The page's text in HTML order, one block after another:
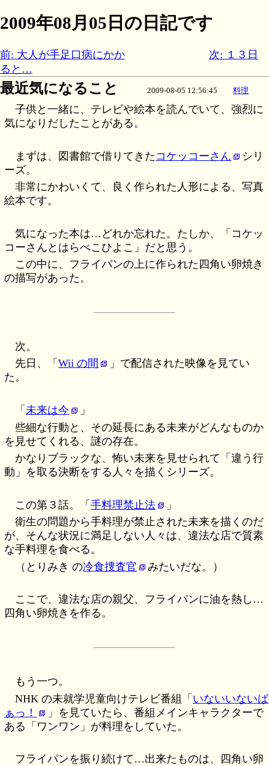
2009年08月05日の日記です
前: 大人が手足口病にかか
ると…
次: １３日
最近気になること 2009-08-05 12:56:45 料理
子供と一緒に、テレビや絵本を読んでいて、強烈に
気になりだしたことがある。
まずは、図書館で借りてきた コケッコーさん
シリ
ーズ。
非常にかわいくて、良く作られた人形による、写真
絵本です。
気になった本は…どれか忘れた。たしか、「コケッ
コーさんとはらぺこひよこ」だと思う。
この中に、フライパンの上に作られた四角い卵焼き
の描写があった。
次。
先日、「Wii の間
」で配信された映像を見てい
た。
「未来は今
」
些細な行動と、その延長にある未来がどんなものか
を見せてくれる、謎の存在。
かなりブラックな、怖い未来を見せられて「違う行
動」を取る決断をする人々を描くシリーズ。
この第３話。「手料理禁止法
」
衛生の問題から手料理が禁止された未来を描くのだ
が、そんな状況に満足しない人々は、違法な店で質素
な手料理を食べる。
（とりみき の冷食捜査官 みたいだな。）
ここで、違法な店の親父、フライパンに油を熱し…
四角い卵焼きを作る。
もう一つ。
NHK の未就学児童向けテレビ番組「 いないいないば
ぁっ！
」を見ていたら、番組メインキャラクターで
ある「ワンワン」が料理をしていた。
フライパンを振り続けて…出来たものは、四角い卵